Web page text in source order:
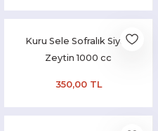
Kuru Sele Sofralık Siyah
Zeytin 1000 cc
350,00 TL